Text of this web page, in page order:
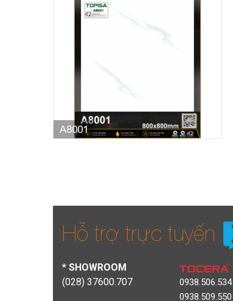
A8001
Hỗ trợ trực tuyến
* SHOWROOM
(028) 37600.707
0938.506.534
0938.509.550